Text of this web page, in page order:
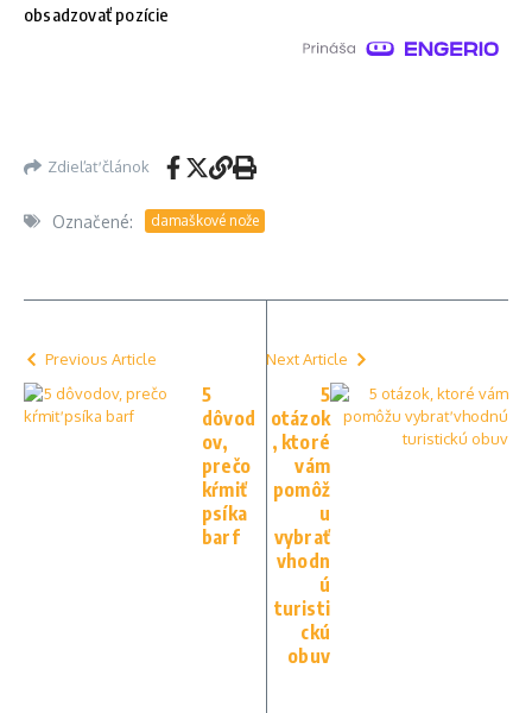
obsadzovať pozície
Zdieľať článok
Označené: damaškové nože
Previous Article
5
dôvod
ov,
prečo
kŕmiť
psíka
barf
Next Article
5
otázok
, ktoré
vám
pomôž
u
vybrať
vhodn
ú
turisti
ckú
obuv